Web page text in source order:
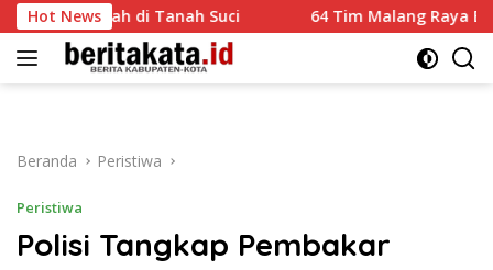
Langsung
ke
konten
Hot News
di Tanah Suci 64 Tim Malang Raya Bersaing
Beranda Peristiwa
Peristiwa
Polisi Tangkap Pembakar